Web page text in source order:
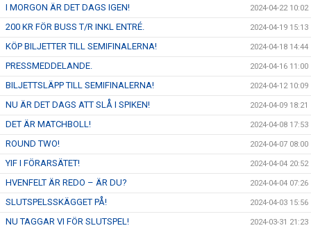
I MORGON ÄR DET DAGS IGEN! 2024-04-22 10:02
200 KR FÖR BUSS T/R INKL ENTRÉ. 2024-04-19 15:13
KÖP BILJETTER TILL SEMIFINALERNA! 2024-04-18 14:44
PRESSMEDDELANDE. 2024-04-16 11:00
BILJETTSLÄPP TILL SEMIFINALERNA! 2024-04-12 10:09
NU ÄR DET DAGS ATT SLÅ I SPIKEN! 2024-04-09 18:21
DET ÄR MATCHBOLL! 2024-04-08 17:53
ROUND TWO! 2024-04-07 08:00
YIF I FÖRARSÄTET! 2024-04-04 20:52
HVENFELT ÄR REDO – ÄR DU? 2024-04-04 07:26
SLUTSPELSSKÄGGET PÅ! 2024-04-03 15:56
NU TAGGAR VI FÖR SLUTSPEL! 2024-03-31 21:23